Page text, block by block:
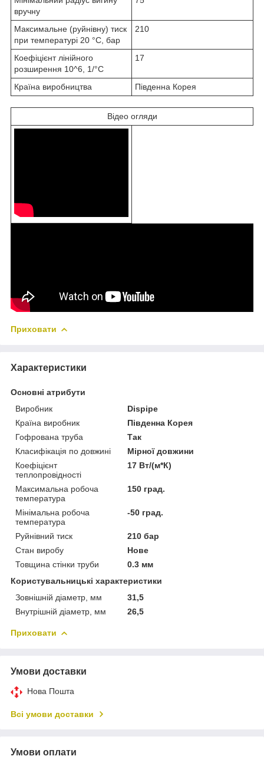
вручну
Максимальне (руйнівну) тиск
при температурі 20 °С, бар
210
Коефіцієнт лінійного
розширення 10^6, 1/°С
17
Країна виробництва Південна Корея
Відео огляди
Приховати
Характеристики
Основні атрибути
Виробник
Dispipe
Країна виробник
Південна Корея
Гофрована труба
Так
Класифікація по довжині
Мірної довжини
Коефіцієнт
теплопровідності
17 Вт/(м*К)
Максимальна робоча
температура
150 град.
Мінімальна робоча
температура
-50 град.
Руйнівний тиск
210 бар
Стан виробу
Нове
Товщина стінки труби
0.3 мм
Користувальницькі характеристики
Зовнішній діаметр, мм
31,5
Внутрішній діаметр, мм
26,5
Приховати
Умови доставки
Нова Пошта
Всі умови доставки
Умови оплати